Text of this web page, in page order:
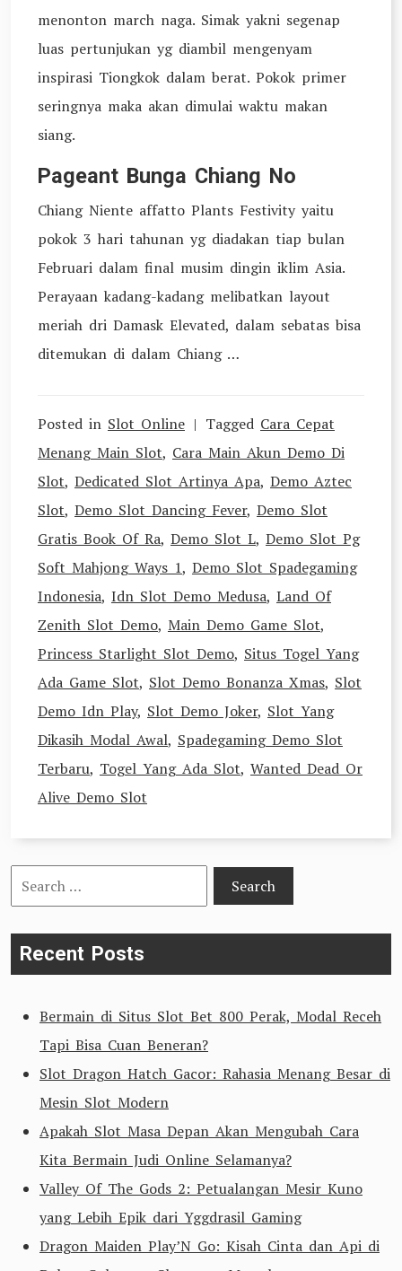
menonton march naga. Simak yakni segenap
luas pertunjukan yg diambil mengenyam
inspirasi Tiongkok dalam berat. Pokok primer
seringnya maka akan dimulai waktu makan
siang.
Pageant Bunga Chiang No
Chiang Niente affatto Plants Festivity yaitu
pokok 3 hari tahunan yg diadakan tiap bulan
Februari dalam final musim dingin iklim Asia.
Perayaan kadang-kadang melibatkan layout
meriah dri Damask Elevated, dalam sebatas bisa
ditemukan di dalam Chiang …
Posted in Slot Online Tagged Cara Cepat
Menang Main Slot, Cara Main Akun Demo Di
Slot, Dedicated Slot Artinya Apa, Demo Aztec
Slot, Demo Slot Dancing Fever, Demo Slot
Gratis Book Of Ra, Demo Slot L, Demo Slot Pg
Soft Mahjong Ways 1, Demo Slot Spadegaming
Indonesia, Idn Slot Demo Medusa, Land Of
Zenith Slot Demo, Main Demo Game Slot,
Princess Starlight Slot Demo, Situs Togel Yang
Ada Game Slot, Slot Demo Bonanza Xmas, Slot
Demo Idn Play, Slot Demo Joker, Slot Yang
Dikasih Modal Awal, Spadegaming Demo Slot
Terbaru, Togel Yang Ada Slot, Wanted Dead Or
Alive Demo Slot
Search
for:
Recent Posts
Bermain di Situs Slot Bet 800 Perak, Modal Receh
Tapi Bisa Cuan Beneran?
Slot Dragon Hatch Gacor: Rahasia Menang Besar di
Mesin Slot Modern
Apakah Slot Masa Depan Akan Mengubah Cara
Kita Bermain Judi Online Selamanya?
Valley Of The Gods 2: Petualangan Mesir Kuno
yang Lebih Epik dari Yggdrasil Gaming
Dragon Maiden Play’N Go: Kisah Cinta dan Api di